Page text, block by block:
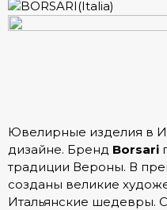
Ювелирные изделия в
дизайне. Бренд Borsari
традиции Вероны. В
созданы великие
Итальянские шедевры. С